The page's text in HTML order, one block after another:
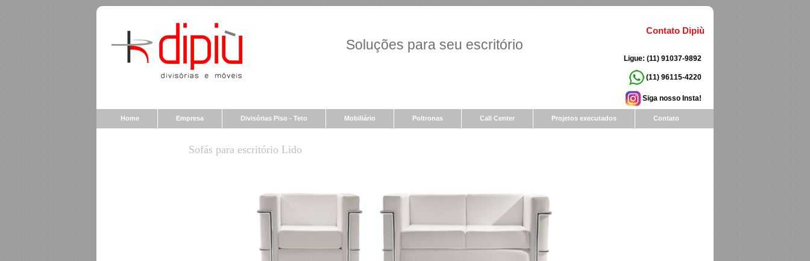
Contato Dipiù
Ligue: (11) 91037-9892
(11) 96115-4220
Siga nosso Insta!
Soluções para seu escritório
Home Empresa Divisórias Piso - Teto Mobiliário Poltronas Call Center Projetos executados Contato
Sofás para escritório Lido